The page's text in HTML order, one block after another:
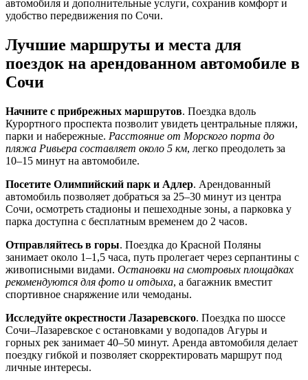
автомобиля и дополнительные услуги, сохранив комфорт и
удобство передвижения по Сочи.
Лучшие маршруты и места для
поездок на арендованном автомобиле в
Сочи
Начните с прибрежных маршрутов. Поездка вдоль
Курортного проспекта позволит увидеть центральные пляжи,
парки и набережные. Расстояние от Морского порта до
пляжа Ривьера составляет около 5 км, легко преодолеть за
10–15 минут на автомобиле.
Посетите Олимпийский парк и Адлер. Арендованный
автомобиль позволяет добраться за 25–30 минут из центра
Сочи, осмотреть стадионы и пешеходные зоны, а парковка у
парка доступна с бесплатным временем до 2 часов.
Отправляйтесь в горы. Поездка до Красной Поляны
занимает около 1–1,5 часа, путь пролегает через серпантины с
живописными видами. Остановки на смотровых площадках
рекомендуются для фото и отдыха, а багажник вместит
спортивное снаряжение или чемоданы.
Исследуйте окрестности Лазаревского. Поездка по шоссе
Сочи–Лазаревское с остановками у водопадов Агуры и
горных рек занимает 40–50 минут. Аренда автомобиля делает
поездку гибкой и позволяет скорректировать маршрут под
личные интересы.